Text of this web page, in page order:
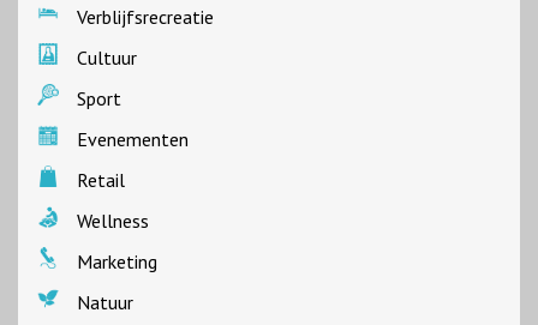
Verblijfsrecreatie
Cultuur
Sport
Evenementen
Retail
Wellness
Marketing
Natuur